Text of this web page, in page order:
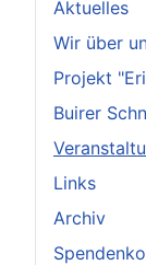
Aktuelles
Wir über
Projekt
Buirer
Links
Archiv